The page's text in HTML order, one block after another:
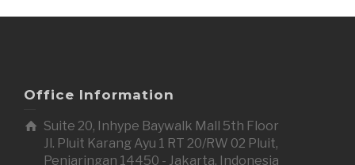
Office Information
Suite 20, Inhype Baywalk Mall 5th Floor
Jl. Pluit Karang Ayu 1 RT 20/RW 02 Pluit,
Penjaringan 14450 - Jakarta, Indonesia